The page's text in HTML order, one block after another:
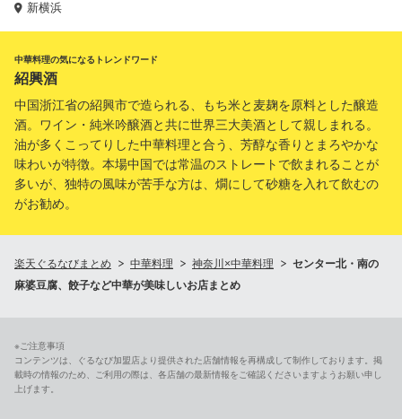
新横浜
中華料理の気になるトレンドワード
紹興酒
中国浙江省の紹興市で造られる、もち米と麦麹を原料とした醸造
酒。ワイン・純米吟醸酒と共に世界三大美酒として親しまれる。
油が多くこってりした中華料理と合う、芳醇な香りとまろやかな
味わいが特徴。本場中国では常温のストレートで飲まれることが
多いが、独特の風味が苦手な方は、燗にして砂糖を入れて飲むの
がお勧め。
楽天ぐるなびまとめ 中華料理 神奈川×中華料理
センター北・南の
麻婆豆腐、餃子など中華が美味しいお店まとめ
※ご注意事項
コンテンツは、ぐるなび加盟店より提供された店舗情報を再構成して制作しております。掲
載時の情報のため、ご利用の際は、各店舗の最新情報をご確認くださいますようお願い申し
上げます。